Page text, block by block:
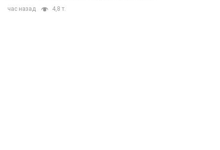
час назад 4,8 т.